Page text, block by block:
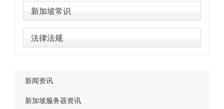
新加坡常识
法律法规
新闻资讯
新加坡服务器资讯